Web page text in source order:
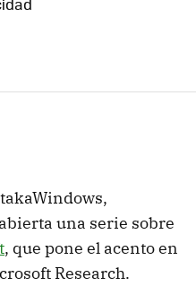
MAIL
una serie sobre
, que pone el acento en
Research.